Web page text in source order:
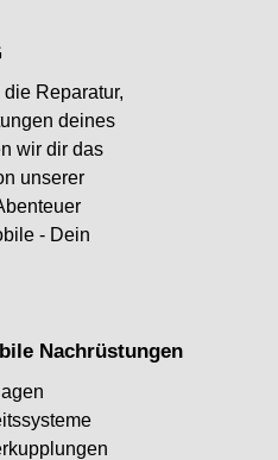
Reparatur,
deines
wir dir das
unserer
- Dein
Nachrüstungen